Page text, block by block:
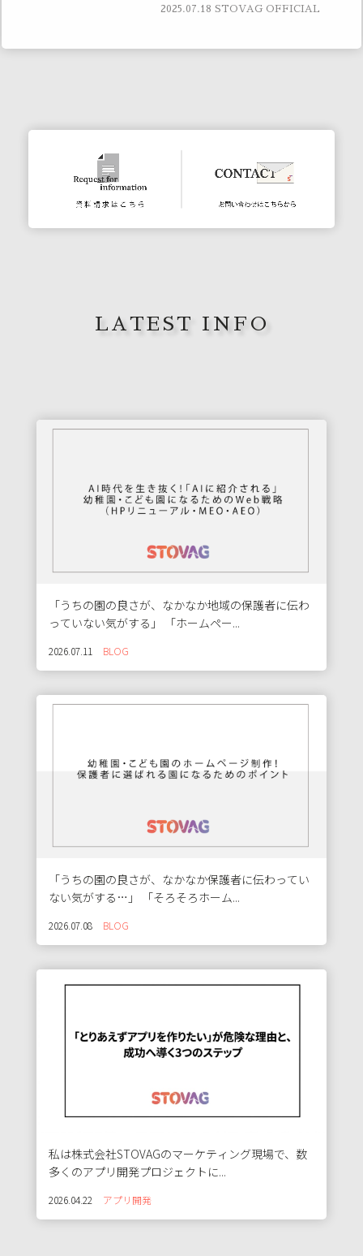
2025.07.18 STOVAG OFFICIAL
LATEST INFO
「うちの園の良さが、なかなか地域の保護者に伝わ
っていない気がする」 「ホームペー...
2026.07.11 BLOG
「うちの園の良さが、なかなか保護者に伝わってい
ない気がする…」 「そろそろホーム...
2026.07.08 BLOG
私は株式会社STOVAGのマーケティング現場で、数
多くのアプリ開発プロジェクトに...
2026.04.22 アプリ開発